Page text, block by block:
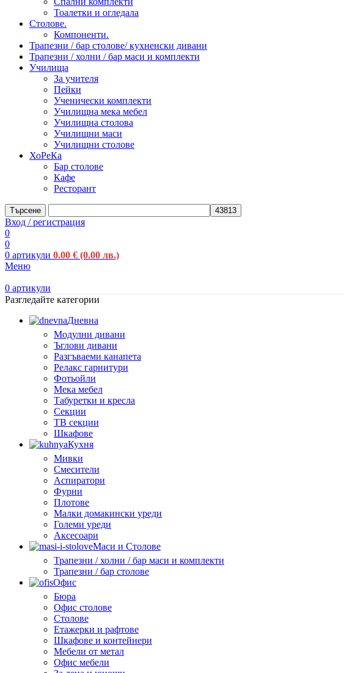
Тоалетки и огледала
Столове.
Компоненти.
Трапезни / бар столове/ кухненски дивани
Трапезни / холни / бар маси и комплекти
Училища
За учителя
Пейки
Ученически комплекти
Училищна мека мебел
Училищна столова
Училищни маси
Училищни столове
ХоРеКа
Бар столове
Кафе
Ресторант
Търсене
Вход / регистрация
0
0
0 артикули 0.00 € (0.00 лв.)
Меню
0 артикули
Разгледайте категории
Дневна
Модулни дивани
Ъглови дивани
Разгъваеми канапета
Релакс гарнитури
Фотьойли
Мека мебел
Табуретки и кресла
Секции
ТВ секции
Шкафове
Кухня
Мивки
Смесители
Аспиратори
Фурни
Плотове
Малки домакински уреди
Големи уреди
Аксесоари
Маси и Столове
Трапезни / холни / бар маси и комплекти
Трапезни / бар столове
Офис
Бюра
Офис столове
Столове
Етажерки и рафтове
Шкафове и контейнери
Мебели от метал
Офис мебели